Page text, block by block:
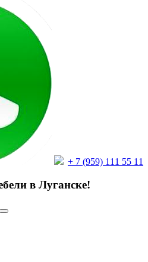
+ 7 (959) 111 55 11
в Луганске!